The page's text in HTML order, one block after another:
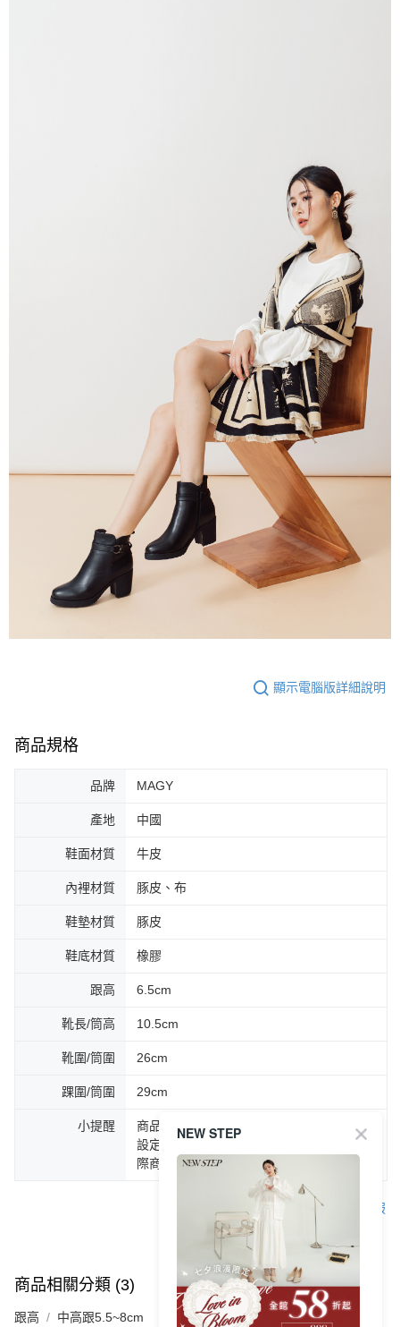
顯示電腦版詳細說明
商品規格
品牌 MAGY
產地 中國
鞋面材質 牛皮
內裡材質 豚皮、布
鞋墊材質 豚皮
鞋底材質 橡膠
跟高 6.5cm
靴長/筒高 10.5cm
靴圍/筒圍 26cm
踝圍/筒圍 29cm
小提醒
商品圖片顏色會因拍攝燈光環境或個人螢幕
設定不同，而造成部份色差現象，顏色以實
際商品為主。
客服
商品相關分類 (3) 查看全部
跟高 中高跟5.5~8cm
NEW STEP